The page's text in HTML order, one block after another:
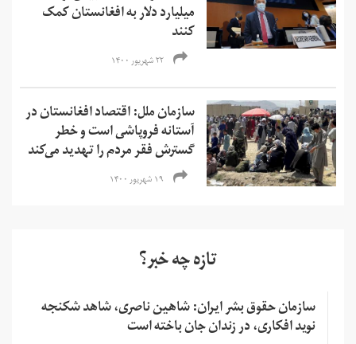
میلیارد دلار به افغانستان کمک
کنند
۲۲ شهریور ۱۴۰۰
سازمان ملل: اقتصاد افغانستان در
آستانه فروپاشی است و خطر
گسترش فقر مردم را تهدید می‌کند
۱۹ شهریور ۱۴۰۰
تازه چه خبر؟
سازمان حقوق بشر ایران: شاهین ناصری، شاهد شکنجه
نوید افکاری، در زندان جان باخته است